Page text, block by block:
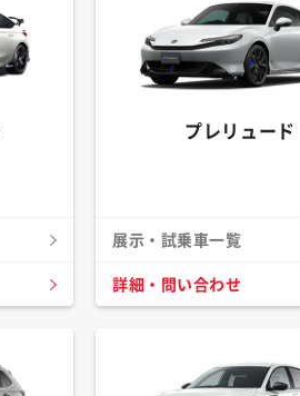
プレリュード
展示・試乗車一覧
詳細・問い合わせ